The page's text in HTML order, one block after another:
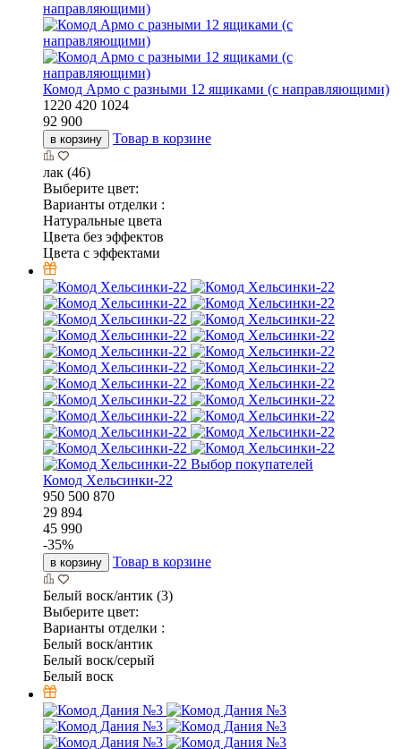
Комод Армо с разными 12 ящиками (с направляющими)
1220 420 1024
92 900
в корзину Товар в корзине
лак (46)
Выберите цвет:
Варианты отделки :
Натуральные цвета
Цвета без эффектов
Цвета с эффектами
Выбор покупателей
Комод Хельсинки-22
950 500 870
29 894
45 990
-35%
в корзину Товар в корзине
Белый воск/антик (3)
Выберите цвет:
Варианты отделки :
Белый воск/антик
Белый воск/серый
Белый воск